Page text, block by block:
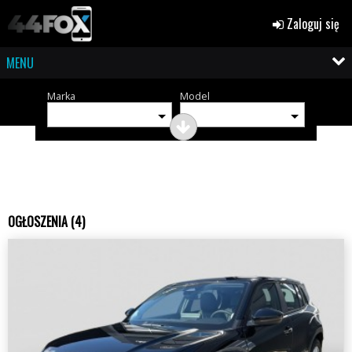
Zaloguj się
MENU
Marka Model
OGŁOSZENIA (4)